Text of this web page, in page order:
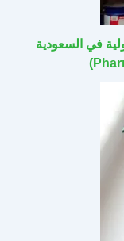
في السعودية